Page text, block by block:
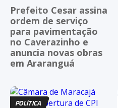
Prefeito Cesar assina
ordem de serviço
para pavimentação
no Caverazinho e
anuncia novas obras
em Araranguá
POLÍTICA